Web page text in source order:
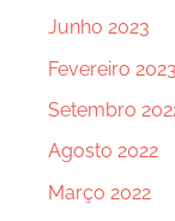
Junho 2023
Fevereiro 2023
Setembro
Agosto 2022
Março 2022